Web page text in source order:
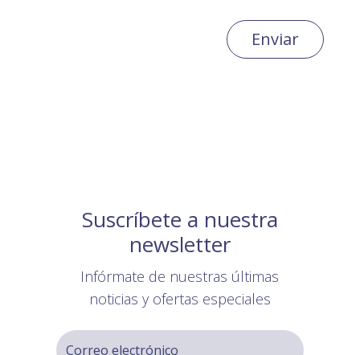
Enviar
Suscríbete a nuestra
newsletter
Infórmate de nuestras últimas
noticias y ofertas especiales